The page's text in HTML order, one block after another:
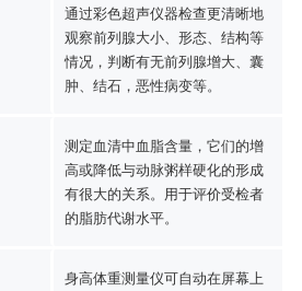
通过彩色超声仪器检查更清晰地
观察前列腺大小、形态、结构等
情况，判断有无前列腺增大、囊
肿、结石，恶性病变等。
测定血清中血脂含量，它们的增
高或降低与动脉粥样硬化的形成
有很大的关系。用于评价受检者
的脂肪代谢水平。
身高体重测量仪可自动在屏幕上